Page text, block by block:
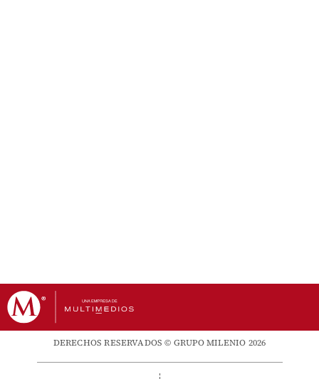
DERECHOS RESERVADOS © GRUPO MILENIO 2026